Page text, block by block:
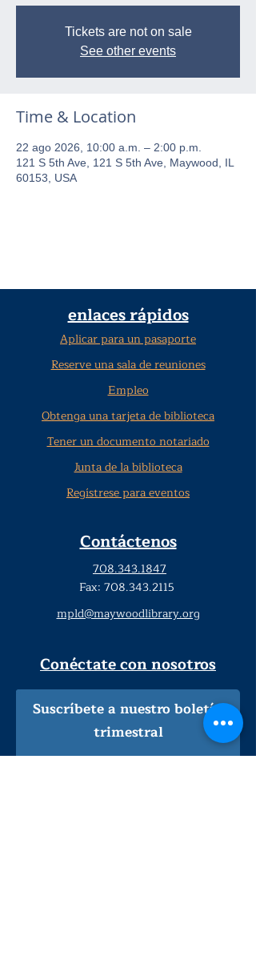
Tickets are not on sale
See other events
Time & Location
22 ago 2026, 10:00 a.m. – 2:00 p.m.
121 S 5th Ave, 121 S 5th Ave, Maywood, IL
60153, USA
enlaces rápidos
Aplicar para un pasaporte
Reserve una sala de reuniones
Empleo
Obtenga una tarjeta de biblioteca
Tener un documento notariado
Junta de la biblioteca
Regístrese para eventos
Contáctenos
708.343.1847
Fax: 708.343.2115
mpld@maywoodlibrary.org
Conéctate con nosotros
Suscríbete a nuestro boletín
trimestral